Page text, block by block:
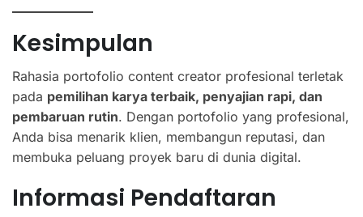
Kesimpulan
Rahasia portofolio content creator profesional terletak
pada pemilihan karya terbaik, penyajian rapi, dan
pembaruan rutin. Dengan portofolio yang profesional,
Anda bisa menarik klien, membangun reputasi, dan
membuka peluang proyek baru di dunia digital.
Informasi Pendaftaran